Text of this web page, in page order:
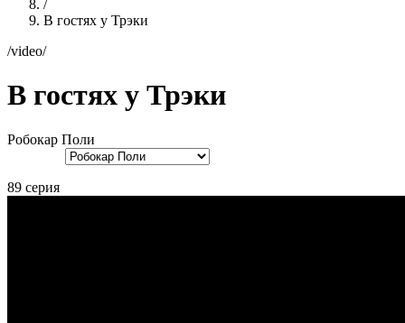
/
В гостях у Трэки
/video/
В гостях у Трэки
Робокар Поли
89 серия